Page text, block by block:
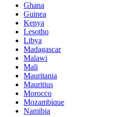
Ghana
Guinea
Kenya
Lesotho
Libya
Madagascar
Malawi
Mali
Mauritania
Mauritius
Morocco
Mozambique
Namibia